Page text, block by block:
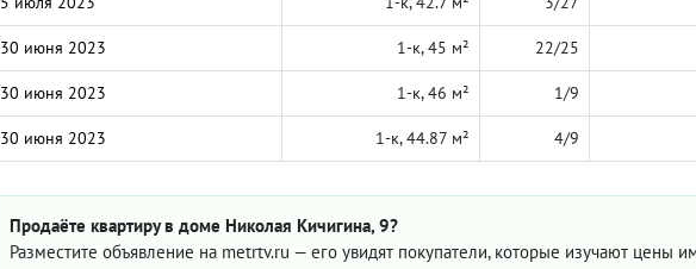
30 июня 2023 1-к, 45 м² 22/25
30 июня 2023 1-к, 46 м² 1/9
30 июня 2023 1-к, 44.87 м² 4/9
Продаёте квартиру в доме Николая Кичигина, 9?
Разместите объявление на metrtv.ru — его увидят покупатели, которые изучают цены